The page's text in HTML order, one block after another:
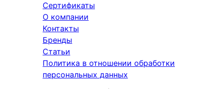
Сертификаты
О компании
Контакты
Бренды
Статьи
Политика в отношении обработки
персональных данных